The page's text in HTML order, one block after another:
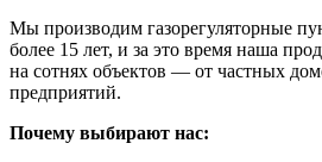
Мы производим газорегуляторные
более 15 лет, и за это время наша
на сотнях объектов — от частных
предприятий.
Почему выбирают нас: